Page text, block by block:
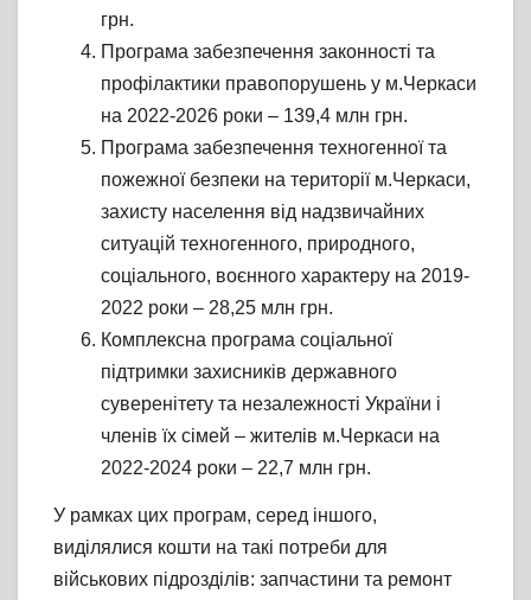
грн.
Програма забезпечення законності та
профілактики правопорушень у м.Черкаси
на 2022-2026 роки – 139,4 млн грн.
Програма забезпечення техногенної та
пожежної безпеки на території м.Черкаси,
захисту населення від надзвичайних
ситуацій техногенного, природного,
соціального, воєнного характеру на 2019-
2022 роки – 28,25 млн грн.
Комплексна програма соціальної
підтримки захисників державного
суверенітету та незалежності України і
членів їх сімей – жителів м.Черкаси на
2022-2024 роки – 22,7 млн грн.
У рамках цих програм, серед іншого,
виділялися кошти на такі потреби для
військових підрозділів: запчастини та ремонт